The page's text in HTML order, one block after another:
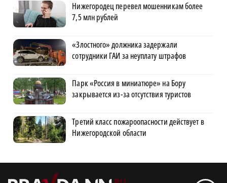
Нижегородец перевел мошенникам более
7,5 млн рублей
«Злостного» должника задержали
сотрудники ГАИ за неуплату штрафов
Парк «Россия в миниатюре» на Бору
закрывается из-за отсутствия туристов
Третий класс пожароопасности действует в
Нижегородской области